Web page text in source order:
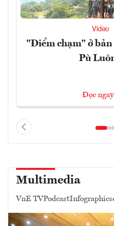
Video
"Điểm chạm" ở bản
Pù
Đọc ngay
Multimedia
VnE TVPodcastInfographics